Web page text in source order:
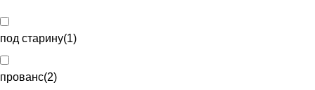
под старину(1)
прованс(2)